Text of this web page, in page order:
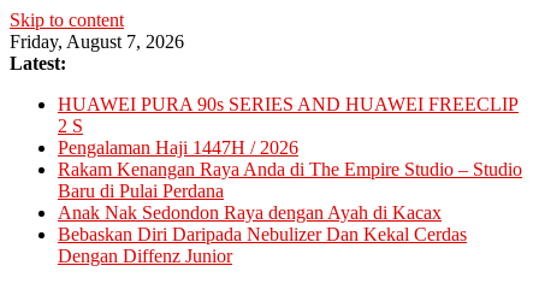
Skip to content
Friday, August 7, 2026
Latest:
HUAWEI PURA 90s SERIES AND HUAWEI FREECLIP
2 S
Pengalaman Haji 1447H / 2026
Rakam Kenangan Raya Anda di The Empire Studio – Studio
Baru di Pulai Perdana
Anak Nak Sedondon Raya dengan Ayah di Kacax
Bebaskan Diri Daripada Nebulizer Dan Kekal Cerdas
Dengan Diffenz Junior